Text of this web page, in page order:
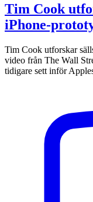
Tim Cook
iPhone-
Tim Cook utforskar
video från The Wall
tidigare sett inför